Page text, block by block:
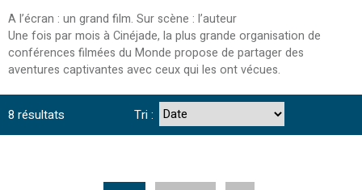
A l’écran : un grand film. Sur scène : l’auteur
Une fois par mois à Cinéjade, la plus grande organisation de
conférences filmées du Monde propose de partager des
aventures captivantes avec ceux qui les ont vécues.
8 résultats Tri :